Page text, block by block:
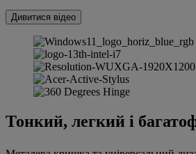
Дивитися відео
Тонкий, легкий і